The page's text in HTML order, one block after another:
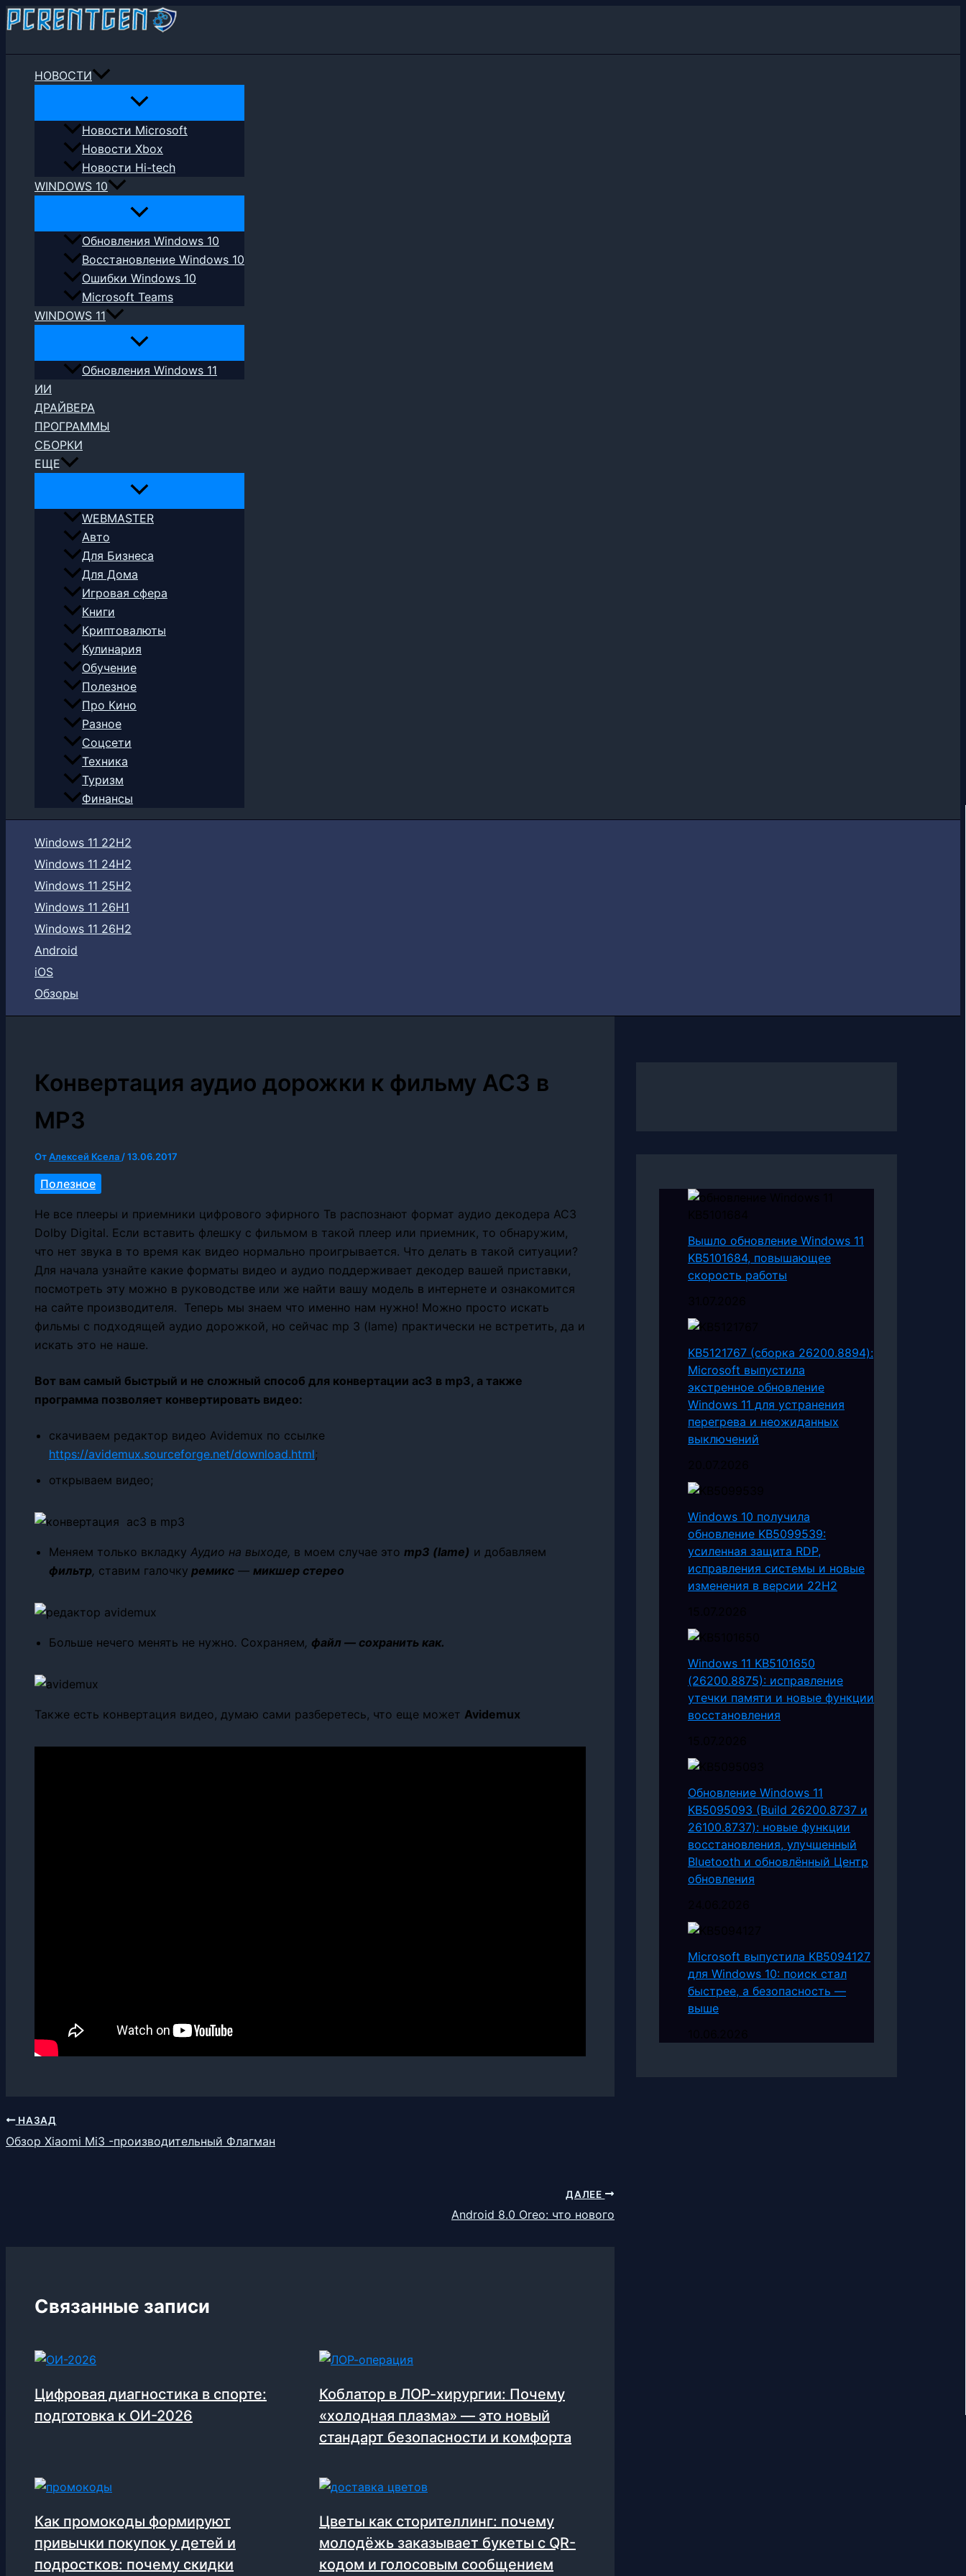
Перейти
к
содержимому
НОВОСТИ
Новости Microsoft
Новости Xbox
Новости Hi-tech
WINDOWS 10
Обновления Windows 10
Восстановление Windows 10
Ошибки Windows 10
Microsoft Teams
WINDOWS 11
Обновления Windows 11
ИИ
ДРАЙВЕРА
ПРОГРАММЫ
СБОРКИ
ЕЩЕ
WEBMASTER
Авто
Для Бизнеса
Для Дома
Игровая сфера
Книги
Криптовалюты
Кулинария
Обучение
Полезное
Про Кино
Разное
Соцсети
Техника
Туризм
Финансы
Windows 11 22H2
Windows 11 24H2
Windows 11 25H2
Windows 11 26H1
Windows 11 26H2
Android
iOS
Обзоры
Конвертация аудио дорожки к фильму AC3 в
MP3
ОтАлексей Ксела /13.06.2017
Полезное
Не все плееры и приемники цифрового эфирного Тв распознают формат аудио декодера AC3
Dolby Digital. Если вставить флешку с фильмом в такой плеер или приемник, то обнаружим,
что нет звука в то время как видео нормально проигрывается. Что делать в такой ситуации?
Для начала узнайте какие форматы видео и аудио поддерживает декодер вашей приставки,
посмотреть эту можно в руководстве или же найти вашу модель в интернете и ознакомится
на сайте производителя. Теперь мы знаем что именно нам нужно! Можно просто искать
фильмы с подходящей аудио дорожкой, но сейчас mp 3 (lame) практически не встретить, да и
искать это не наше.
Вот вам самый быстрый и не сложный способ для конвертации ac3 в mp3, а также
программа позволяет конвертировать видео:
скачиваем редактор видео Avidemux по ссылке
https://avidemux.sourceforge.net/download.html;
открываем видео;
Меняем только вкладку Аудио на выходе, в моем случае это mp3 (lame) и добавляем
фильтр, ставим галочку ремикс — микшер стерео
Больше нечего менять не нужно. Сохраняем, файл — сохранить как.
Также есть конвертация видео, думаю сами разберетесь, что еще может Avidemux
НАЗАД
Обзор Xiaomi Mi3 -производительный Флагман
ДАЛЕЕ
Android 8.0 Oreo: что нового
Связанные записи
Цифровая диагностика в спорте:
подготовка к ОИ-2026
Коблатор в ЛОР-хирургии: Почему
«холодная плазма» — это новый
стандарт безопасности и комфорта
Как промокоды формируют
привычки покупок у детей и
подростков: почему скидки
Цветы как сторителлинг: почему
молодёжь заказывает букеты с QR-
кодом и голосовым сообщением
Вышло обновление Windows 11
KB5101684, повышающее
скорость работы
KB5121767 (сборка 26200.8894):
Microsoft выпустила
экстренное обновление
Windows 11 для устранения
перегрева и неожиданных
выключений
Windows 10 получила
обновление KB5099539:
усиленная защита RDP,
исправления системы и новые
изменения в версии 22H2
Windows 11 KB5101650
(26200.8875): исправление
утечки памяти и новые функции
восстановления
Обновление Windows 11
KB5095093 (Build 26200.8737 и
26100.8737): новые функции
восстановления, улучшенный
Bluetooth и обновлённый Центр
обновления
Microsoft выпустила KB5094127
для Windows 10: поиск стал
быстрее, а безопасность —
выше